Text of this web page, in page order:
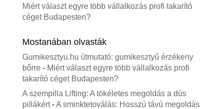
Miért választ egyre több vállalkozás profi takarító
céget Budapesten?
Mostanában olvasták
Gumikesztyu.hu útmutató: gumikesztyű érzékeny
bőrre- Miért választ egyre több vállalkozás profi
takarító céget Budapesten?
A szempilla Lifting: A tökéletes megoldás a dús
pillákért-A sminktetoválás: Hosszú távú megoldás